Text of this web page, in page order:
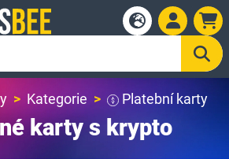
Kategorie Platební karty
karty s krypto